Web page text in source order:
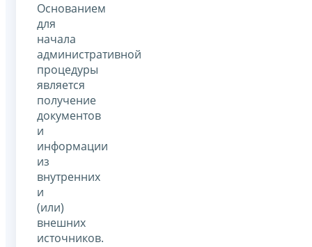
Основанием
для
начала
административной
процедуры
является
получение
документов
и
информации
из
внутренних
и
(или)
внешних
источников.